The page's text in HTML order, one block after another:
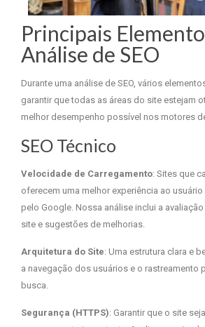
Principais
Análise de SEO
Durante uma análise de SEO, vários
garantir que todas as áreas do site estejam
melhor desempenho possível nos motores
SEO Técnico
Velocidade de Carregamento: Sites que
oferecem uma melhor experiência ao
pelo Google. Nossa análise inclui a
site e sugestões de melhorias.
Arquitetura do Site: Uma estrutura clara e
a navegação dos usuários e o rastreamento
busca.
Segurança (HTTPS): Garantir que o site